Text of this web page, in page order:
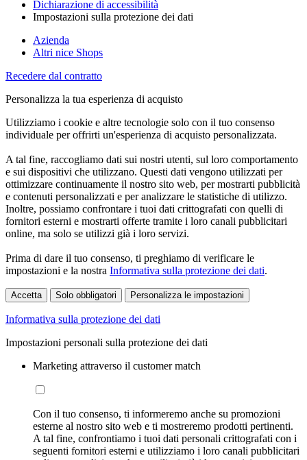
Dichiarazione di accessibilità
Impostazioni sulla protezione dei dati
Azienda
Altri nice Shops
Recedere dal contratto
Personalizza la tua esperienza di acquisto
Utilizziamo i cookie e altre tecnologie solo con il tuo consenso
individuale per offrirti un'esperienza di acquisto personalizzata.
A tal fine, raccogliamo dati sui nostri utenti, sul loro comportamento
e sui dispositivi che utilizzano. Questi dati vengono utilizzati per
ottimizzare continuamente il nostro sito web, per mostrarti pubblicità
e contenuti personalizzati e per analizzare le statistiche di utilizzo.
Inoltre, possiamo confrontare i tuoi dati crittografati con quelli di
fornitori esterni e mostrarti offerte tramite i loro canali pubblicitari
online, ma solo se utilizzi già i loro servizi.
Prima di dare il tuo consenso, ti preghiamo di verificare le
impostazioni e la nostra Informativa sulla protezione dei dati.
Accetta Solo obbligatori Personalizza le impostazioni
Informativa sulla protezione dei dati
Impostazioni personali sulla protezione dei dati
Marketing attraverso il customer match
Con il tuo consenso, ti informeremo anche su promozioni
esterne al nostro sito web e ti mostreremo prodotti pertinenti.
A tal fine, confrontiamo i tuoi dati personali crittografati con i
seguenti fornitori esterni e utilizziamo i loro canali pubblicitari